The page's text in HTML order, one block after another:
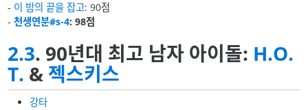
- 이 밤의 끝을 잡고: 90점
-천생연분#s-4: 98점
2.3. 90년대 최고 남자 아이돌: H.O.
T. & 젝스키스
강타